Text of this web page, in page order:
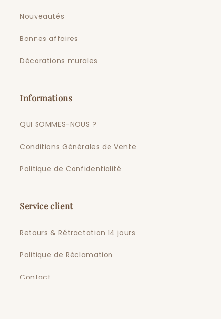
Nouveautés
Bonnes affaires
Décorations murales
Informations
QUI SOMMES-NOUS ?
Conditions Générales de Vente
Politique de Confidentialité
Service client
Retours & Rétractation 14 jours
Politique de Réclamation
Contact